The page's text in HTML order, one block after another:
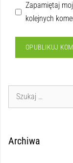
Zapamiętaj
kolejnych
Archiwa